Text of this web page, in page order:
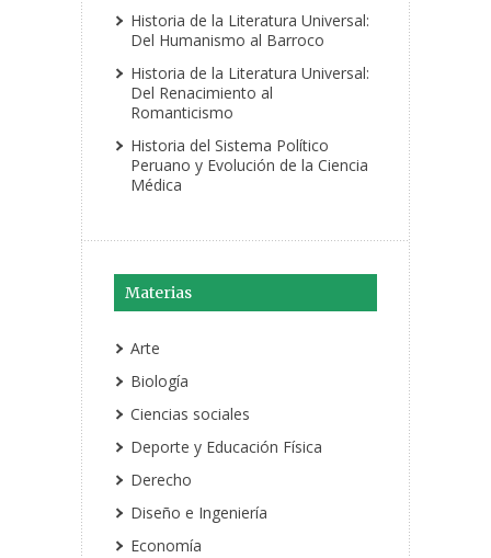
Historia de la Literatura Universal:
Del Humanismo al Barroco
Historia de la Literatura Universal:
Del Renacimiento al
Romanticismo
Historia del Sistema Político
Peruano y Evolución de la Ciencia
Médica
Materias
Arte
Biología
Ciencias sociales
Deporte y Educación Física
Derecho
Diseño e Ingeniería
Economía